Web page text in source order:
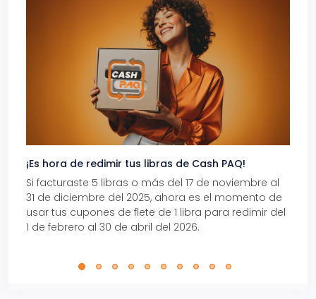
¡Es hora de redimir tus libras de Cash PAQ!
Si facturaste 5 libras o más del 17 de noviembre al
31 de diciembre del 2025, ahora es el momento de
usar tus cupones de flete de 1 libra para redimir del
1 de febrero al 30 de abril del 2026.